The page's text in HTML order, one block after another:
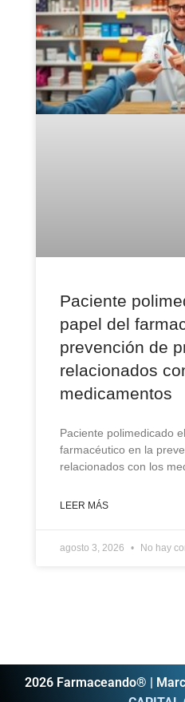
Paciente
papel del
prevención de
relacionados
medicamentos
Paciente polimedicado
farmacéutico en la
relacionados con los
LEER MÁS
agosto 3, 2026 No hay
2026 Farmaceando® |